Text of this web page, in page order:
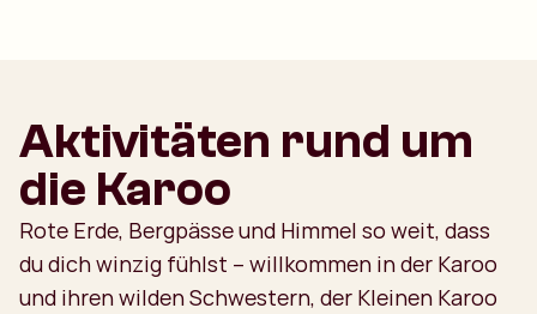
Aktivitäten rund um
die Karoo
Rote Erde, Bergpässe und Himmel so weit, dass
du dich winzig fühlst – willkommen in der Karoo
und ihren wilden Schwestern, der Kleinen Karoo